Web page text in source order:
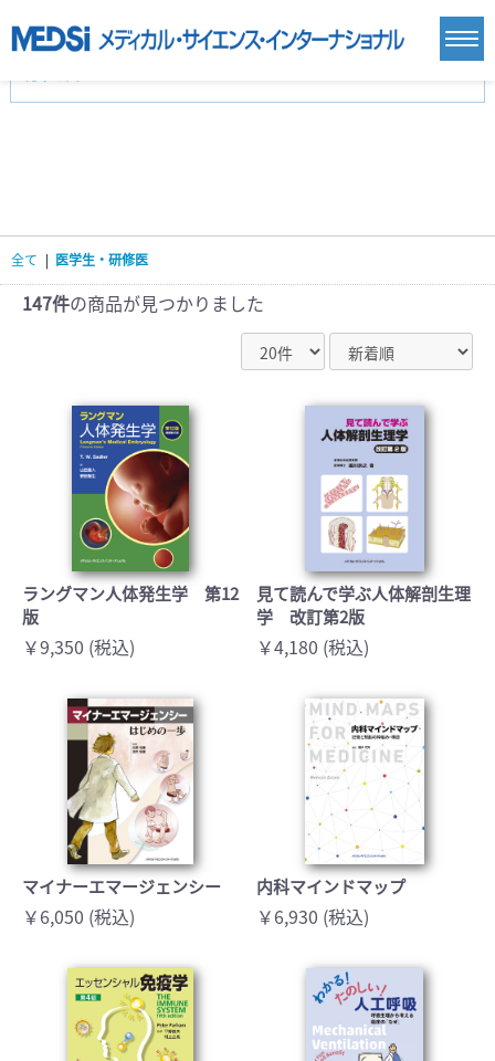
臨床医学:一般(359)
基礎医学(93)
看護学(21)
医療技術(16)
栄養学(0)
薬学(7)
医学一般(91) マルチメディア(0)
全て | 医学生・研修医
147件の商品が見つかりました
ラングマン人体発生学 第12
版
￥9,350 (税込)
見て読んで学ぶ人体解剖生理
学 改訂第2版
￥4,180 (税込)
マイナーエマージェンシー
￥6,050 (税込)
内科マインドマップ
￥6,930 (税込)